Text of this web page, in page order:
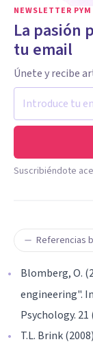
NEWSLETTER PYM
La pasión
tu email
Únete y recibe
Suscribiéndote
Referencias
Blomberg, O.
engineering".
Psychology. 21
T.L. Brink